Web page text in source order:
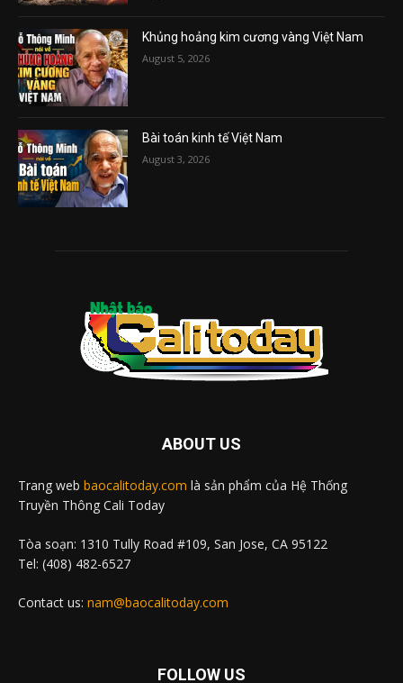
Khủng hoảng kim cương vàng Việt Nam
August 5, 2026
Bài toán kinh tế Việt Nam
August 3, 2026
ABOUT US
Trang web baocalitoday.com là sản phẩm của Hệ Thống
Truyền Thông Cali Today
Tòa soạn: 1310 Tully Road #109, San Jose, CA 95122
Tel: (408) 482-6527
Contact us: nam@baocalitoday.com
FOLLOW US